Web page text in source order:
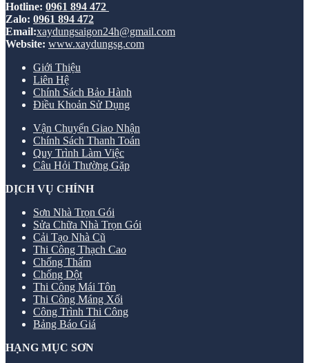
Hotline: 0961 894 472
Zalo: 0961 894 472
Email:xaydungsaigon24h@gmail.com
Website: www.xaydungsg.com
Giới Thiệu
Liên Hệ
Chính Sách Bảo Hành
Điều Khoản Sử Dụng
Vận Chuyển Giao Nhận
Chính Sách Thanh Toán
Quy Trình Làm Việc
Câu Hỏi Thường Gặp
DỊCH VỤ CHÍNH
Sơn Nhà Trọn Gói
Sửa Chữa Nhà Trọn Gói
Cải Tạo Nhà Cũ
Thi Công Thạch Cao
Chống Thấm
Chống Dột
Thi Công Mái Tôn
Thi Công Máng Xối
Công Trình Thi Công
Bảng Báo Giá
HẠNG MỤC SƠN